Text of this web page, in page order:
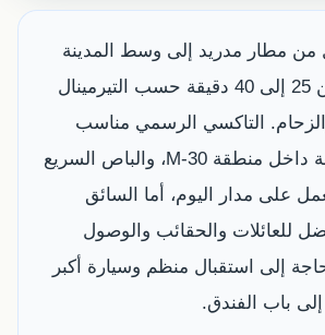
من مطار مدريد إلى وسط المدينة
يستغرق غالبًا من 25 إلى 40 دقيقة حسب التيرمينال
التاكسي الرسمي مناسب
للرحلات السريعة داخل منطقة M-30، والباص السريع
على مدار اليوم، أما السائق
للعائلات والحقائب والوصول
إلى استقبال منظم وسيارة أكبر
باب الفندق.